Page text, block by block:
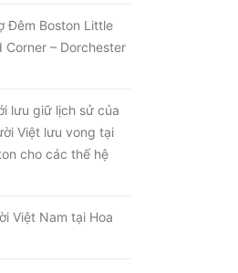
Đêm Boston Little
Corner – Dorchester
lưu giữ lịch sử của
Việt lưu vong tại
cho các thế hệ
Việt Nam tại Hoa